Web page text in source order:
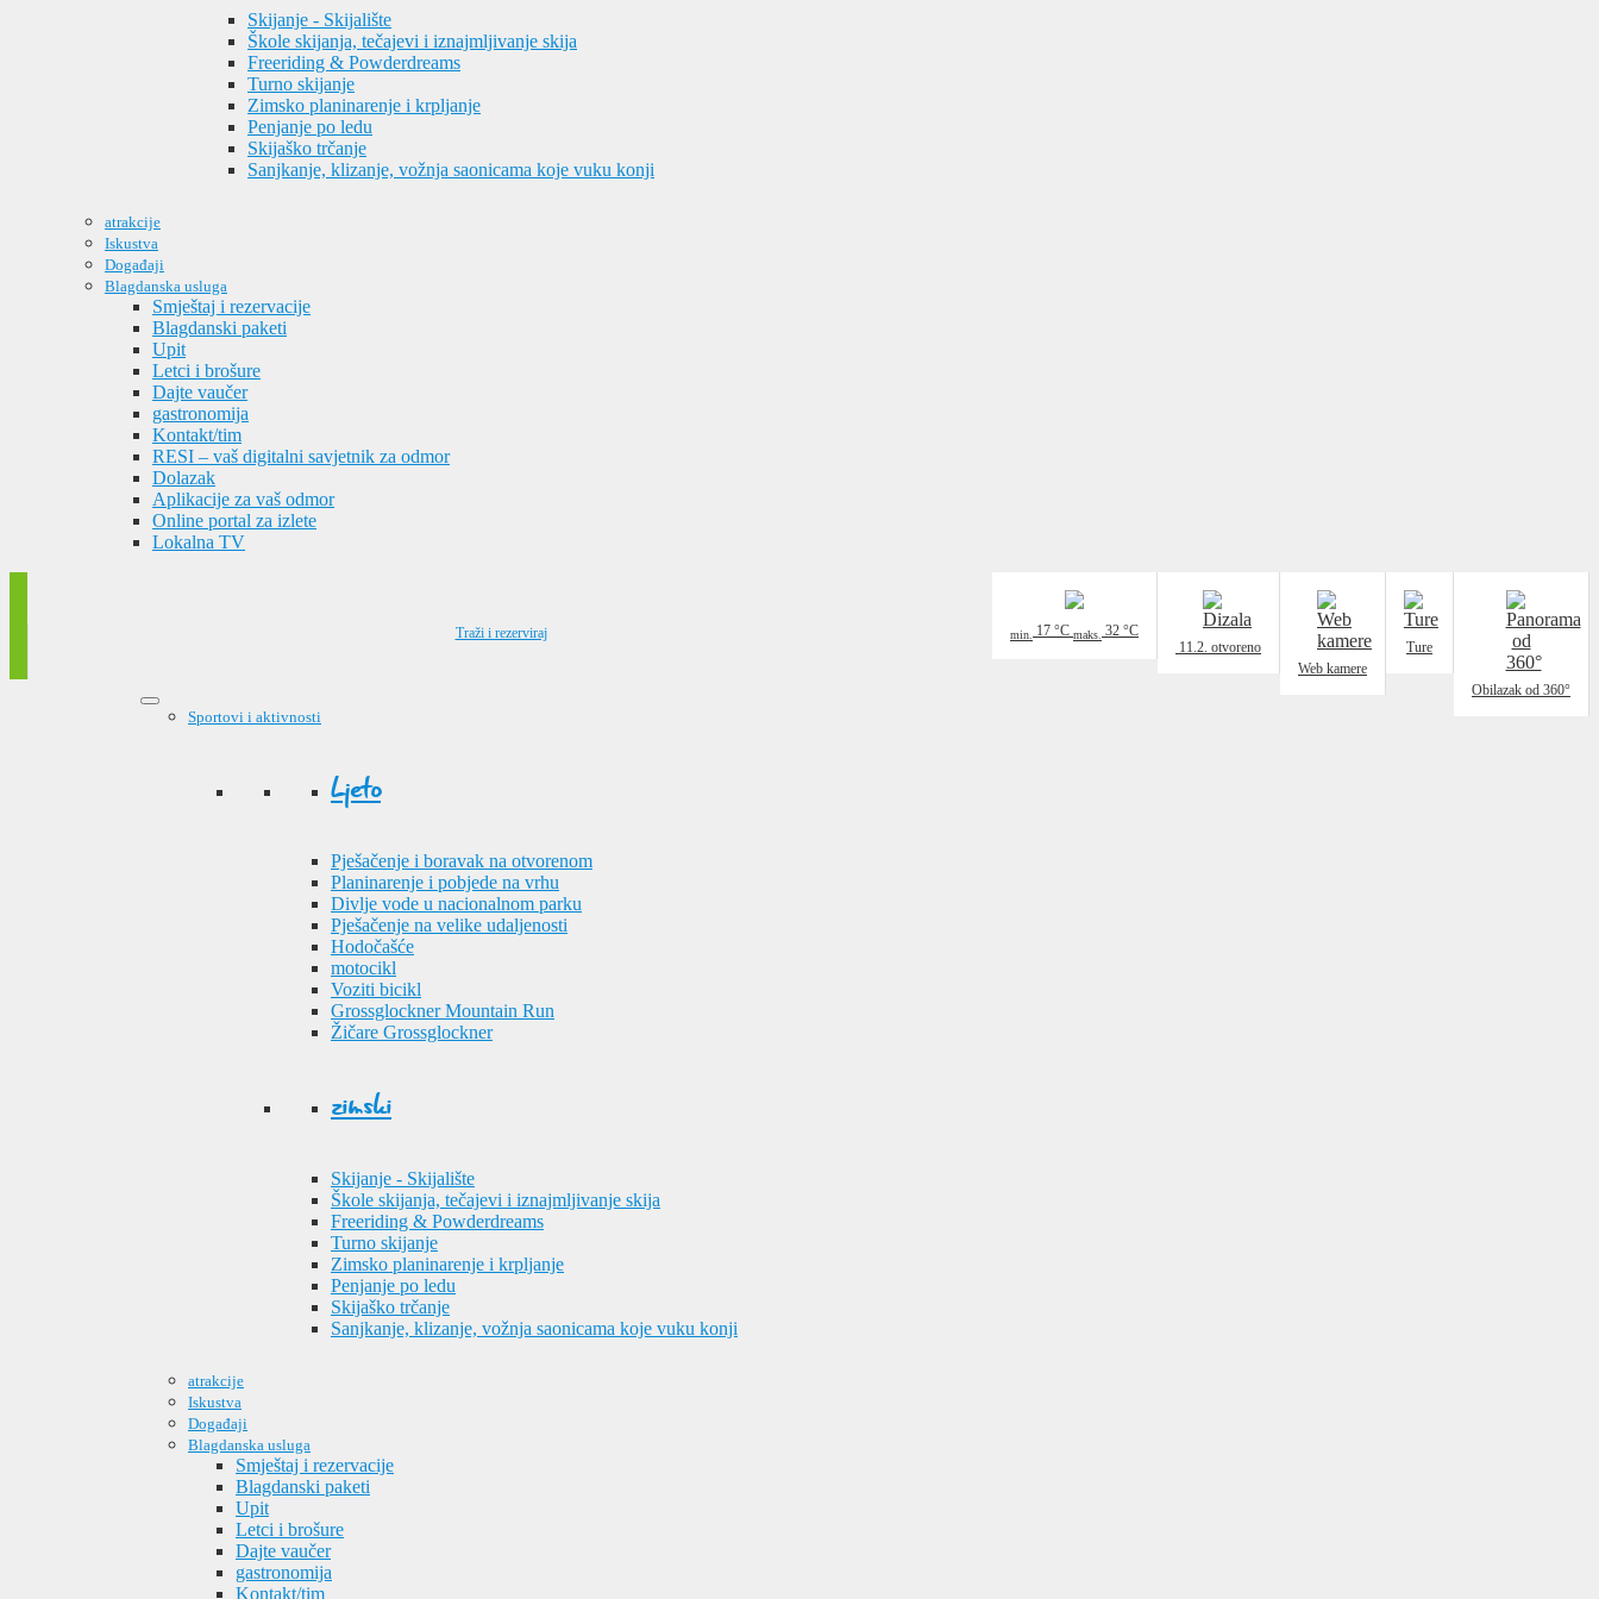
Skijanje - Skijalište
Škole skijanja, tečajevi i iznajmljivanje skija
Freeriding & Powderdreams
Turno skijanje
Zimsko planinarenje i krpljanje
Penjanje po ledu
Skijaško trčanje
Sanjkanje, klizanje, vožnja saonicama koje vuku konji
atrakcije
Iskustva
Događaji
Blagdanska usluga
Smještaj i rezervacije
Blagdanski paketi
Upit
Letci i brošure
Dajte vaučer
gastronomija
Kontakt/tim
RESI – vaš digitalni savjetnik za odmor
Dolazak
Aplikacije za vaš odmor
Online portal za izlete
Lokalna TV
Obilazak od 360°
Ture
Web kamere
11.2. otvoreno
min. 17 °C maks. 32 °C
Traži i rezerviraj
Sportovi i aktivnosti
Ljeto
Pješačenje i boravak na otvorenom
Planinarenje i pobjede na vrhu
Divlje vode u nacionalnom parku
Pješačenje na velike udaljenosti
Hodočašće
motocikl
Voziti bicikl
Grossglockner Mountain Run
Žičare Grossglockner
zimski
Skijanje - Skijalište
Škole skijanja, tečajevi i iznajmljivanje skija
Freeriding & Powderdreams
Turno skijanje
Zimsko planinarenje i krpljanje
Penjanje po ledu
Skijaško trčanje
Sanjkanje, klizanje, vožnja saonicama koje vuku konji
atrakcije
Iskustva
Događaji
Blagdanska usluga
Smještaj i rezervacije
Blagdanski paketi
Upit
Letci i brošure
Dajte vaučer
gastronomija
Kontakt/tim